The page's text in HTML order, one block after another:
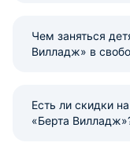
Чем заняться
Вилладж» в
Есть ли скидки
«Берта